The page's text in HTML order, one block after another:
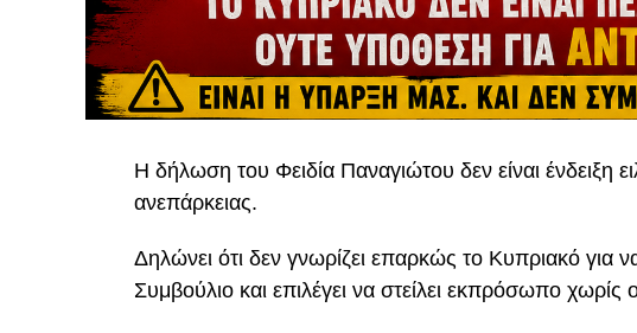
Η δήλωση του Φειδία Παναγιώτου δεν είναι ένδειξη
ανεπάρκειας.
Δηλώνει ότι δεν γνωρίζει επαρκώς το Κυπριακό για
Συμβούλιο και επιλέγει να στείλει εκπρόσωπο